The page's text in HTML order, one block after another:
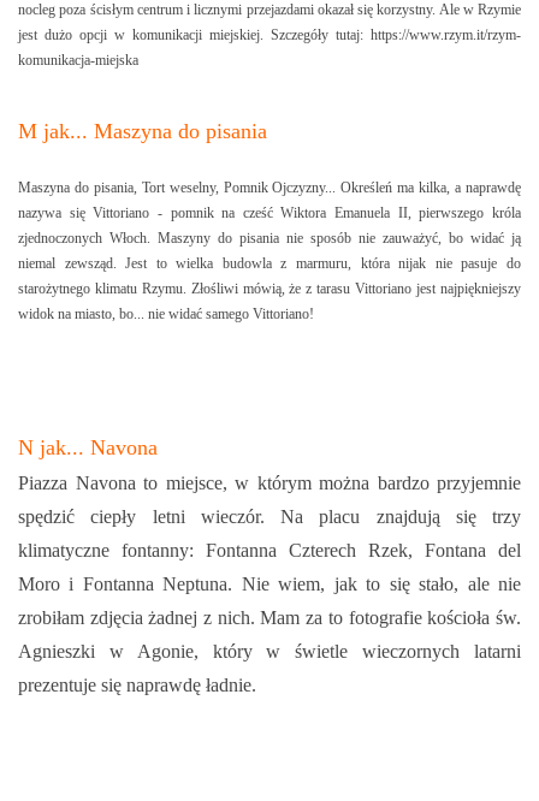
nocleg poza ścisłym centrum i licznymi przejazdami okazał się korzystny. Ale w Rzymie
jest dużo opcji w komunikacji miejskiej. Szczegóły tutaj: https://www.rzym.it/rzym-
komunikacja-miejska
M jak... Maszyna do pisania
Maszyna do pisania, Tort weselny, Pomnik Ojczyzny... Określeń ma kilka, a naprawdę
nazywa się Vittoriano - pomnik na cześć Wiktora Emanuela II, pierwszego króla
zjednoczonych Włoch. Maszyny do pisania nie sposób nie zauważyć, bo widać ją
niemal zewsząd. Jest to wielka budowla z marmuru, która nijak nie pasuje do
starożytnego klimatu Rzymu. Złośliwi mówią, że z tarasu Vittoriano jest najpiękniejszy
widok na miasto, bo... nie widać samego Vittoriano!
N jak... Navona
Piazza Navona to miejsce, w którym można bardzo przyjemnie
spędzić ciepły letni wieczór. Na placu znajdują się trzy
klimatyczne fontanny: Fontanna Czterech Rzek, Fontana del
Moro i Fontanna Neptuna. Nie wiem, jak to się stało, ale nie
zrobiłam zdjęcia żadnej z nich. Mam za to fotografie kościoła św.
Agnieszki w Agonie, który w świetle wieczornych latarni
prezentuje się naprawdę ładnie.